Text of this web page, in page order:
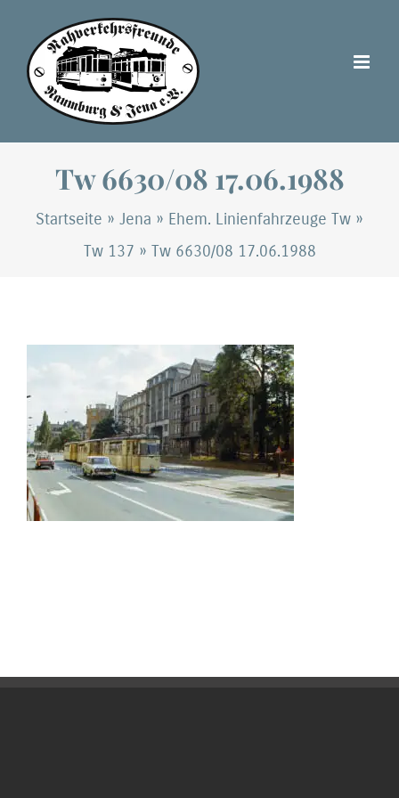
Inhalt
springen
Tw 6630/08 17.06.1988
Startseite » Jena » Ehem. Linienfahrzeuge Tw »
Tw 137 » Tw 6630/08 17.06.1988